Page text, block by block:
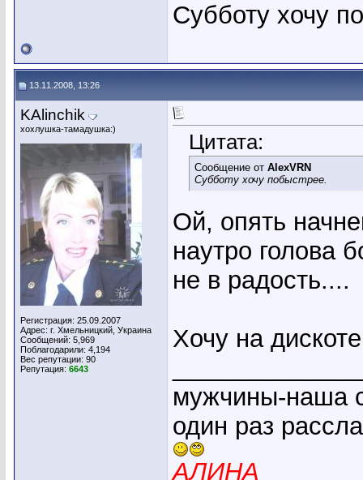
Субботу хочу
13.11.2008, 13:26
KAlinchik
хохлушка-тамадушка:)
Регистрация: 25.09.2007
Адрес: г. Хмельницкий, Украина
Сообщений: 5,969
Поблагодарили: 4,194
Вес репутации: 90
Репутация: 6643
Цитата:
Сообщение от AlexVRN
Субботу хочу побыстрее.
Ой, опять
наутро голова
не в радость....
Хочу на
мужчины-наша
один раз
АЛИНА